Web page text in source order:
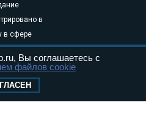
в
в сфере
и
05
№ ФС77-
Вы соглашаетесь с
файлов cookie